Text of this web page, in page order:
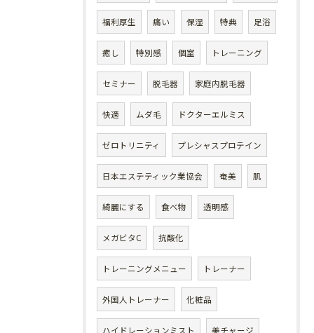
福利厚生 痛い 保湿 特典 足浴
癒し 特別感 個室 トレーニング
セミナー 脱毛器 家庭内脱毛器
快適 ムダ毛 ドクターエルミス
ゼロトリニティ プレシャスプロテイン
日本エステティック業協会 奄美 肌
綺麗にする 食べ物 透明感
メガビタC 抗酸化
トレーニングメニュー トレーナー
外国人トレーナー 化粧品
ハイドレーションミスト 美チャージ